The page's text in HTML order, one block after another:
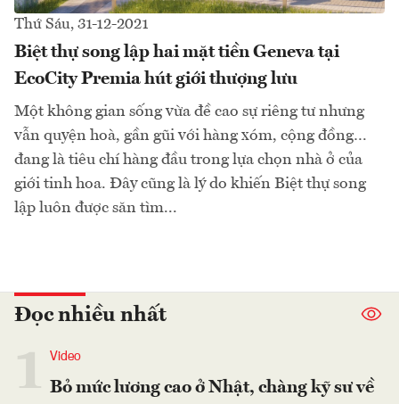
Thứ Sáu, 31-12-2021
Biệt thự song lập hai mặt tiền Geneva tại
EcoCity Premia hút giới thượng lưu
Một không gian sống vừa đề cao sự riêng tư nhưng
vẫn quyện hoà, gần gũi với hàng xóm, cộng đồng…
đang là tiêu chí hàng đầu trong lựa chọn nhà ở của
giới tinh hoa. Đây cũng là lý do khiến Biệt thự song
lập luôn được săn tìm...
Đọc nhiều nhất
Video
Bỏ mức lương cao ở Nhật, chàng kỹ sư về